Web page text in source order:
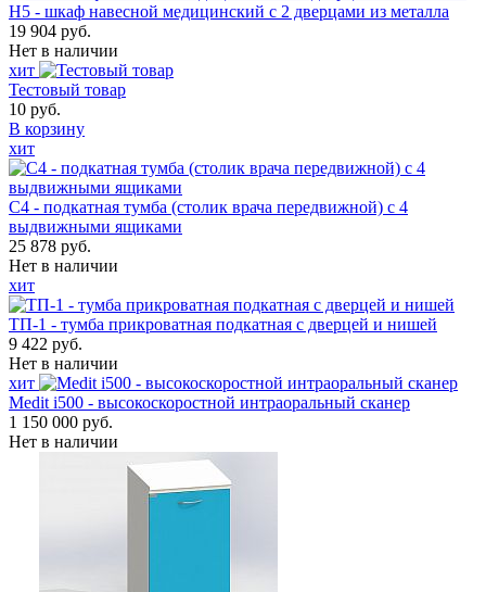
Н5 - шкаф навесной медицинский с 2 дверцами из металла
19 904 руб.
Нет в наличии
хит
Тестовый товар
10 руб.
В корзину
хит
С4 - подкатная тумба (столик врача передвижной) с 4
выдвижными ящиками
25 878 руб.
Нет в наличии
хит
ТП-1 - тумба прикроватная подкатная с дверцей и нишей
9 422 руб.
Нет в наличии
хит
Medit i500 - высокоскоростной интраоральный сканер
1 150 000 руб.
Нет в наличии